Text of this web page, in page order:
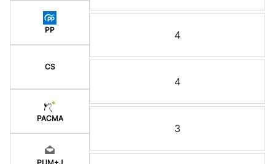
PP
CS
PACMA
PUM+J
4
4
3